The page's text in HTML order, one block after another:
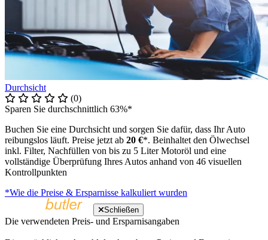
Durchsicht
(0)
Sparen Sie durchschnittlich 63%*
Buchen Sie eine Durchsicht und sorgen Sie dafür, dass Ihr Auto
reibungslos läuft. Preise jetzt ab 20 €*. Beinhaltet den Ölwechsel
inkl. Filter, Nachfüllen von bis zu 5 Liter Motoröl und eine
vollständige Überprüfung Ihres Autos anhand von 46 visuellen
Kontrollpunkten
*Wie die Preise & Ersparnisse kalkuliert wurden
Schließen
Die verwendeten Preis- und Ersparnisangaben